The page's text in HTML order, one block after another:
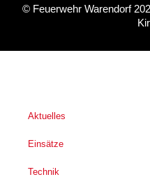
© Feuerwehr Warendorf
Aktuelles
Einsätze
Technik